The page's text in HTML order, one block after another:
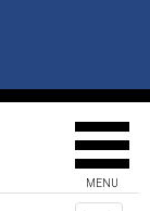
MENU